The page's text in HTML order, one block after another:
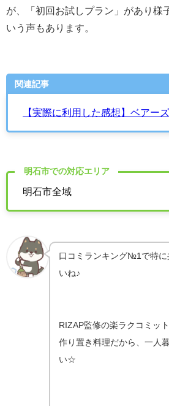
が、「初回お試しプラン」があり様
いう声もあります。
関連記事
【実際に利用した感想】ベアー
明石市での対応エリア
明石市全域
口コミランキング№1で特に
いね♪
RIZAP監修の楽ラクコミッ
作り置き料理だから、一人
い☆